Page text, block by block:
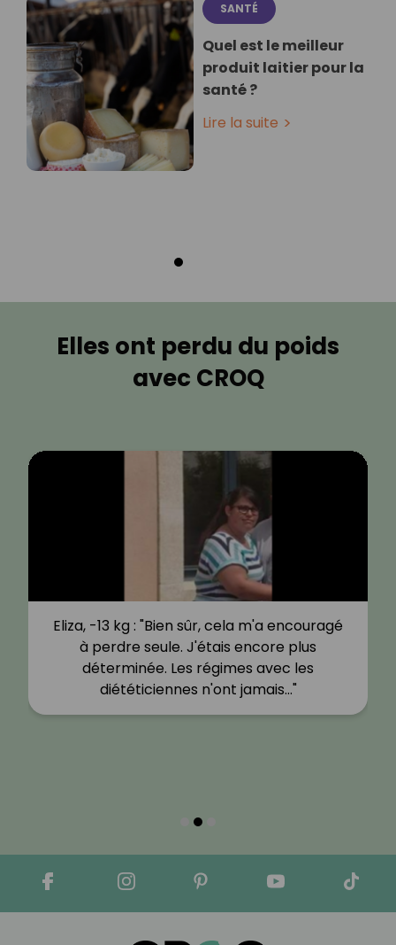
SANTÉ
Quel est le meilleur
produit laitier pour la
santé ?
Lire la suite
Elles ont perdu du poids
avec CROQ
Eliza, -13 kg : "Bien sûr, cela m'a encouragé
à perdre seule. J'étais encore plus
déterminée. Les régimes avec les
diététiciennes n'ont jamais…"